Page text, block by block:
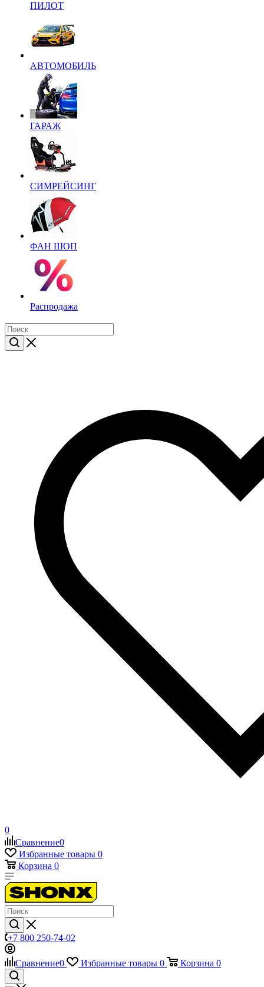
ПИЛОТ
АВТОМОБИЛЬ
ГАРАЖ
СИМРЕЙСИНГ
ФАН ШОП
Распродажа
0
Сравнение0
Избранные товары 0
Корзина 0
+7 800 250-74-02
Сравнение0 Избранные товары 0 Корзина 0